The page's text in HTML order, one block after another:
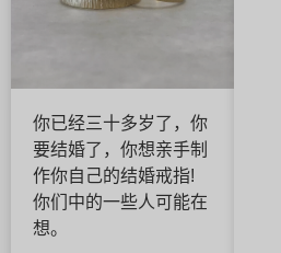
你已经三十多岁了，你
要结婚了，你想亲手制
作你自己的结婚戒指!
你们中的一些人可能在
想。